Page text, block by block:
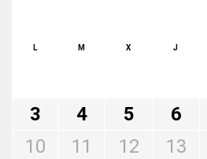
L M X J
3
4 5 6
10
11 12 13